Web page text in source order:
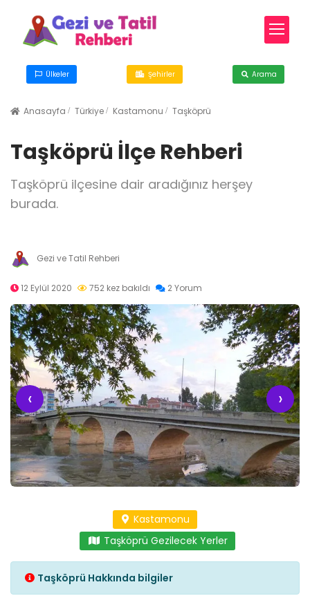
Ülkeler Şehirler Arama
Anasayfa Türkiye Kastamonu Taşköprü
Taşköprü İlçe Rehberi
Taşköprü ilçesine dair aradığınız herşey
burada.
Gezi ve Tatil Rehberi
12 Eylül 2020 752 kez bakıldı 2 Yorum
‹ ›
Kastamonu
Taşköprü Gezilecek Yerler
Taşköprü Hakkında bilgiler